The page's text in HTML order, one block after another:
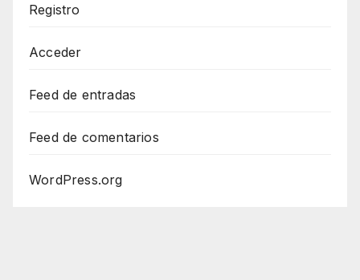
Registro
Acceder
Feed de entradas
Feed de comentarios
WordPress.org